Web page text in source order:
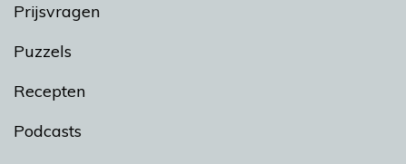
Prijsvragen
Puzzels
Recepten
Podcasts